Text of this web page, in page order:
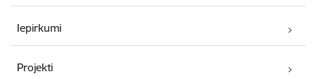
Iepirkumi
Projekti